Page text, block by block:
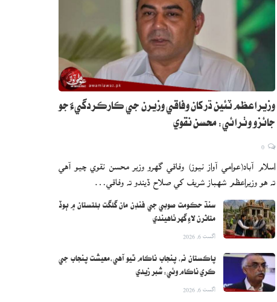
وزيراعظم ٽئين ڌر کان وفاقي وزيرن جي ڪارڪردگيءَ جو
جائزو وٺرائي: محسن نقوي
اسلام آباد(عوامي آواز نيوز) وفاقي گهرو وزير محسن نقوي چيو آهي
ته هو وزيراعظم شهباز شريف کي صلاح ڏيندو ته وفاقي…
سنڌ حڪومت صوبي جي فنڊن مان گلگت بلتستان ۾ ٻوڏ
متاثرن لاءِ گهر ٺاهيندي
اگست 6, 2026
پاڪستان نه، پنجاب ناڪام ٿيو آهي،معيشت پنجاب جي
ڪري ناڪام وئي: شبر زيدي
اگست 6, 2026